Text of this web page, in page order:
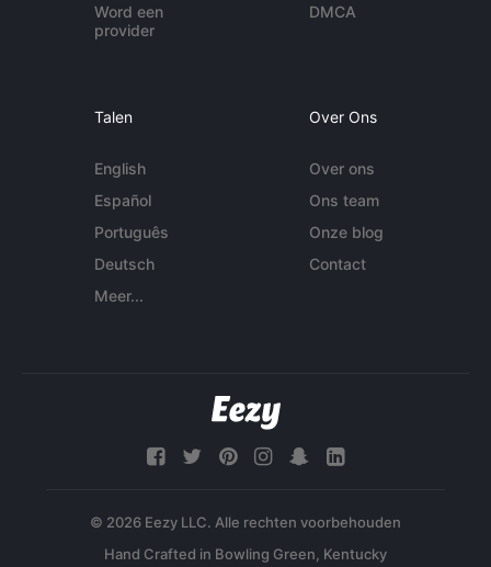
Word een
provider
DMCA
Talen
English
Español
Português
Deutsch
Meer...
Over Ons
Over ons
Ons team
Onze blog
Contact
© 2026 Eezy LLC. Alle rechten voorbehouden